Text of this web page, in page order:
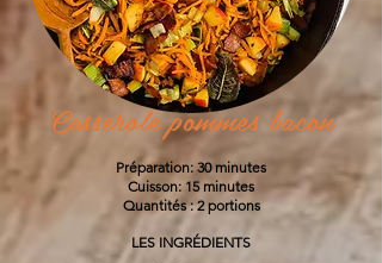
Casserole pommes bacon
LES INGRÉDIENTS
Préparation: 30 minutes
Cuisson: 15 minutes
Quantités : 2 portions